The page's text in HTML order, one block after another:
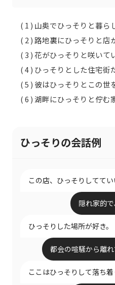
( 1 ) 山奥でひっそりと暮ら
( 2 ) 路地裏にひっそりと店
( 3 ) 花がひっそりと咲いて
( 4 ) ひっそりとした住宅街
( 5 ) 彼はひっそりとこの世
( 6 ) 湖畔にひっそりと佇む
ひっそりの会話例
この店、ひっそりしててい
隠れ家的
ひっそりした場所が好き。
都会の喧騒から離れ
ここはひっそりして落ち着